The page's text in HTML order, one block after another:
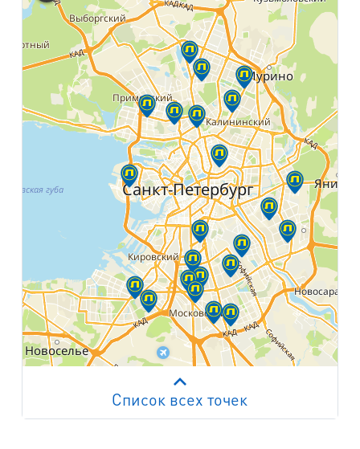
Работает на API 2ГИС
Лицензионное соглашение
Список всех точек